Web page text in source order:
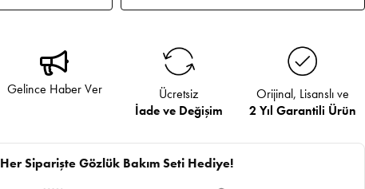
Gelince Haber Ver
Ücretsiz
İade ve Değişim
Orijinal, Lisanslı ve
2 Yıl Garantili Ürün
Her Siparişte Gözlük Bakım Seti Hediye!